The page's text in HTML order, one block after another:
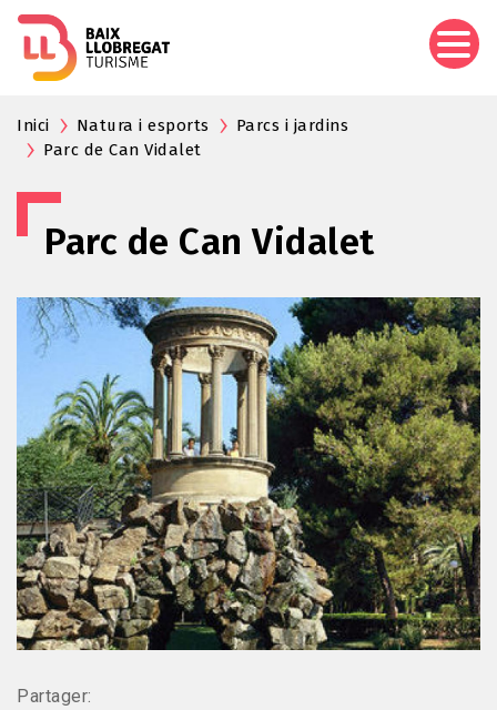
Inici Natura i esports
Parcs i jardins
Parc de Can Vidalet
Parc de Can Vidalet
Partager: